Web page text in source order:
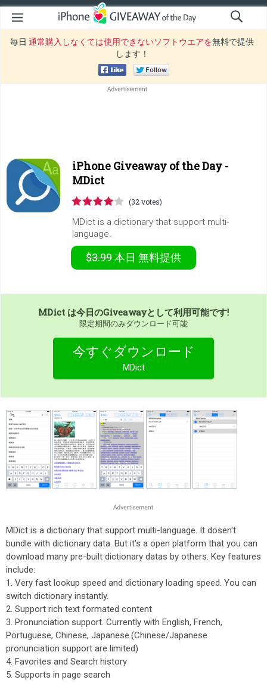
毎日 通常購入しなくては使用できないソフトウエアを無料で提供
します！
iPhone Giveaway of the Day -
MDict
(32 votes)
MDict is a dictionary that support multi-
language.
$3.99本日 無料提供
MDict は今日のGiveawayとして利用可能です!
限定期間のみダウンロード可能
今すぐダウンロード
MDict
MDict is a dictionary that support multi-language. It dosen't
bundle with dictionary data. But it's a open platform that you can
download many pre-built dictionary datas by others. Key features
include:
1. Very fast lookup speed and dictionary loading speed. You can
switch dictionary instantly.
2. Support rich text formated content
3. Pronunciation support. Currently with English, French,
Portuguese, Chinese, Japanese.(Chinese/Japanese
pronunciation support are limited)
4. Favorites and Search history
5. Supports in page search